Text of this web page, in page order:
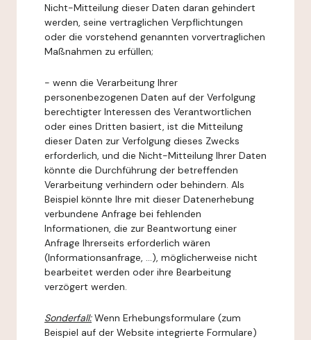
Nicht-Mitteilung dieser Daten daran gehindert
werden, seine vertraglichen Verpflichtungen
oder die vorstehend genannten vorvertraglichen
Maßnahmen zu erfüllen;
- wenn die Verarbeitung Ihrer
personenbezogenen Daten auf der Verfolgung
berechtigter Interessen des Verantwortlichen
oder eines Dritten basiert, ist die Mitteilung
dieser Daten zur Verfolgung dieses Zwecks
erforderlich, und die Nicht-Mitteilung Ihrer Daten
könnte die Durchführung der betreffenden
Verarbeitung verhindern oder behindern. Als
Beispiel könnte Ihre mit dieser Datenerhebung
verbundene Anfrage bei fehlenden
Informationen, die zur Beantwortung einer
Anfrage Ihrerseits erforderlich wären
(Informationsanfrage, ...), möglicherweise nicht
bearbeitet werden oder ihre Bearbeitung
verzögert werden.
Sonderfall:Wenn Erhebungsformulare (zum
Beispiel auf der Website integrierte Formulare)